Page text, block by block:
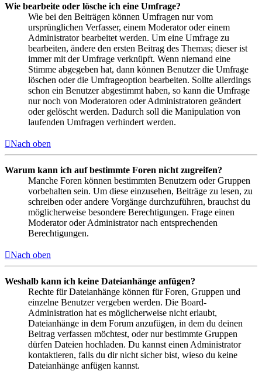
Wie bearbeite oder lösche ich eine Umfrage?
Wie bei den Beiträgen können Umfragen nur vom
ursprünglichen Verfasser, einem Moderator oder einem
Administrator bearbeitet werden. Um eine Umfrage zu
bearbeiten, ändere den ersten Beitrag des Themas; dieser ist
immer mit der Umfrage verknüpft. Wenn niemand eine
Stimme abgegeben hat, dann können Benutzer die Umfrage
löschen oder die Umfrageoption bearbeiten. Sollte allerdings
schon ein Benutzer abgestimmt haben, so kann die Umfrage
nur noch von Moderatoren oder Administratoren geändert
oder gelöscht werden. Dadurch soll die Manipulation von
laufenden Umfragen verhindert werden.
Nach oben
Warum kann ich auf bestimmte Foren nicht zugreifen?
Manche Foren können bestimmten Benutzern oder Gruppen
vorbehalten sein. Um diese einzusehen, Beiträge zu lesen, zu
schreiben oder andere Vorgänge durchzuführen, brauchst du
möglicherweise besondere Berechtigungen. Frage einen
Moderator oder Administrator nach entsprechenden
Berechtigungen.
Nach oben
Weshalb kann ich keine Dateianhänge anfügen?
Rechte für Dateianhänge können für Foren, Gruppen und
einzelne Benutzer vergeben werden. Die Board-
Administration hat es möglicherweise nicht erlaubt,
Dateianhänge in dem Forum anzufügen, in dem du deinen
Beitrag verfassen möchtest, oder nur bestimmte Gruppen
dürfen Dateien hochladen. Du kannst einen Administrator
kontaktieren, falls du dir nicht sicher bist, wieso du keine
Dateianhänge anfügen kannst.